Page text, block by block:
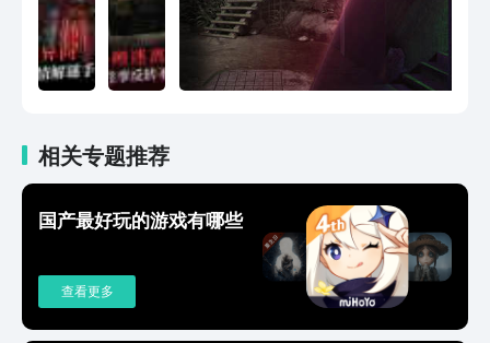
相关专题推荐
国产最好玩的游戏有哪些
查看更多